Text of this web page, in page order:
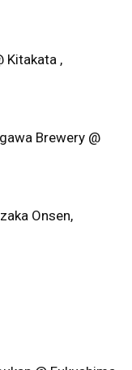
Kitakata ,
Brewery @
Onsen,